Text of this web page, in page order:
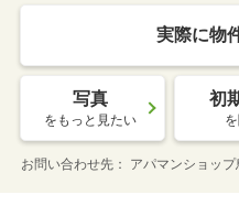
実際に物
写真
をもっと見たい
初
お問い合わせ先 アパマンショッ